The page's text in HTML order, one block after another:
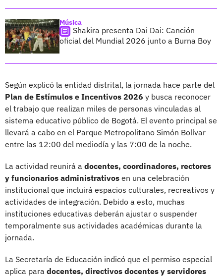
Música
Shakira presenta Dai Dai: Canción
oficial del Mundial 2026 junto a Burna Boy
Según explicó la entidad distrital, la jornada hace parte del
Plan de Estímulos e Incentivos 2026 y busca reconocer
el trabajo que realizan miles de personas vinculadas al
sistema educativo público de Bogotá. El evento principal se
llevará a cabo en el Parque Metropolitano Simón Bolívar
entre las 12:00 del mediodía y las 7:00 de la noche.
La actividad reunirá a docentes, coordinadores, rectores
y funcionarios administrativos en una celebración
institucional que incluirá espacios culturales, recreativos y
actividades de integración. Debido a esto, muchas
instituciones educativas deberán ajustar o suspender
temporalmente sus actividades académicas durante la
jornada.
La Secretaría de Educación indicó que el permiso especial
aplica para docentes, directivos docentes y servidores